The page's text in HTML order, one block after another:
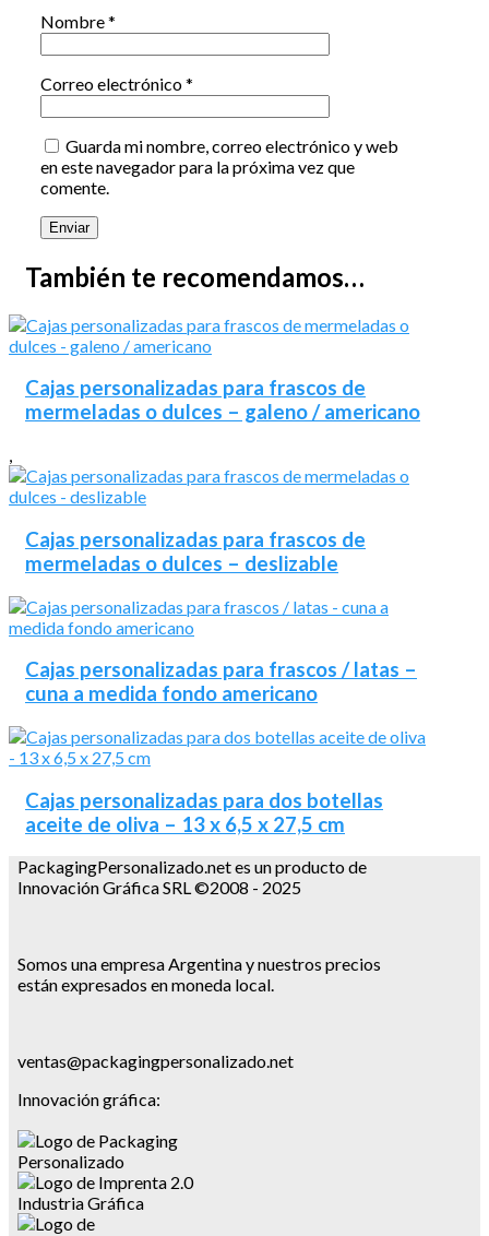
Nombre*
Correo electrónico*
Guarda mi nombre, correo electrónico y web
en este navegador para la próxima vez que
comente.
También te recomendamos…
Cajas personalizadas para frascos de
mermeladas o dulces – galeno / americano
,
Cajas personalizadas para frascos de
mermeladas o dulces – deslizable
Cajas personalizadas para frascos / latas –
cuna a medida fondo americano
Cajas personalizadas para dos botellas
aceite de oliva – 13 x 6,5 x 27,5 cm
PackagingPersonalizado.net es un producto de
Innovación Gráfica SRL ©2008 - 2025
Somos una empresa Argentina y nuestros precios
están expresados en moneda local.
ventas@packagingpersonalizado.net
Innovación gráfica: